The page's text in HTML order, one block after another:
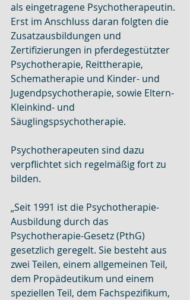
als eingetragene Psychotherapeutin.
Erst im Anschluss daran folgten die
Zusatzausbildungen und
Zertifizierungen in pferdegestützter
Psychotherapie, Reittherapie,
Schematherapie und Kinder- und
Jugendpsychotherapie, sowie Eltern-
Kleinkind- und
Säuglingspsychotherapie.
Psychotherapeuten sind dazu
verpflichtet sich regelmäßig fort zu
bilden.
„Seit 1991 ist die Psychotherapie-
Ausbildung durch das
Psychotherapie-Gesetz (PthG)
gesetzlich geregelt. Sie besteht aus
zwei Teilen, einem allgemeinen Teil,
dem Propädeutikum und einem
speziellen Teil, dem Fachspezifikum,